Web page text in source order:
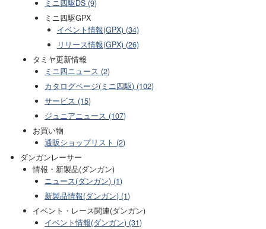
ミニ四駆DS (9)
ミニ四駆GPX
イベント情報(GPX) (34)
リリース情報(GPX) (26)
タミヤ更新情報
ミニ四ニュース (2)
カタログページ(ミニ四駆) (102)
サービス (15)
ジュニアニュース (107)
お買い物
通販ショップリスト (2)
ダンガンレーサー
情報・新製品(ダンガン)
ニュース(ダンガン) (1)
新製品情報(ダンガン) (1)
イベント・レース関連(ダンガン)
イベント情報(ダンガン) (31)